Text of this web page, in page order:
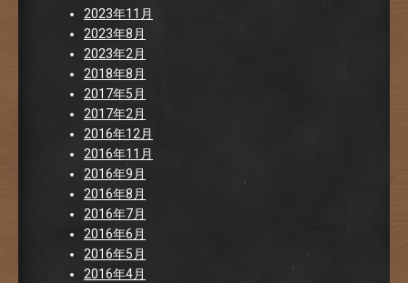
2023年11月
2023年8月
2023年2月
2018年8月
2017年5月
2017年2月
2016年12月
2016年11月
2016年9月
2016年8月
2016年7月
2016年6月
2016年5月
2016年4月